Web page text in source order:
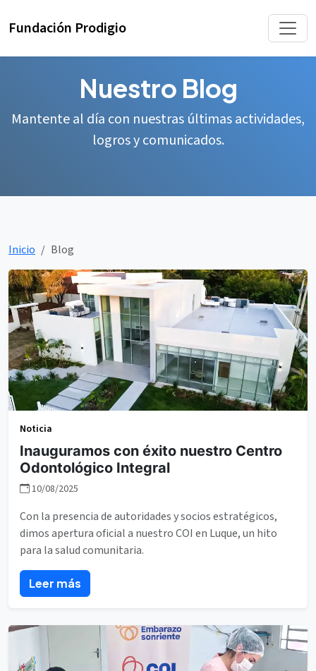
Fundación Prodigio
Nuestro Blog
Mantente al día con nuestras últimas actividades,
logros y comunicados.
Inicio Blog
Noticia
Inauguramos con éxito nuestro Centro
Odontológico Integral
10/08/2025
Con la presencia de autoridades y socios estratégicos,
dimos apertura oficial a nuestro COI en Luque, un hito
para la salud comunitaria.
Leer más